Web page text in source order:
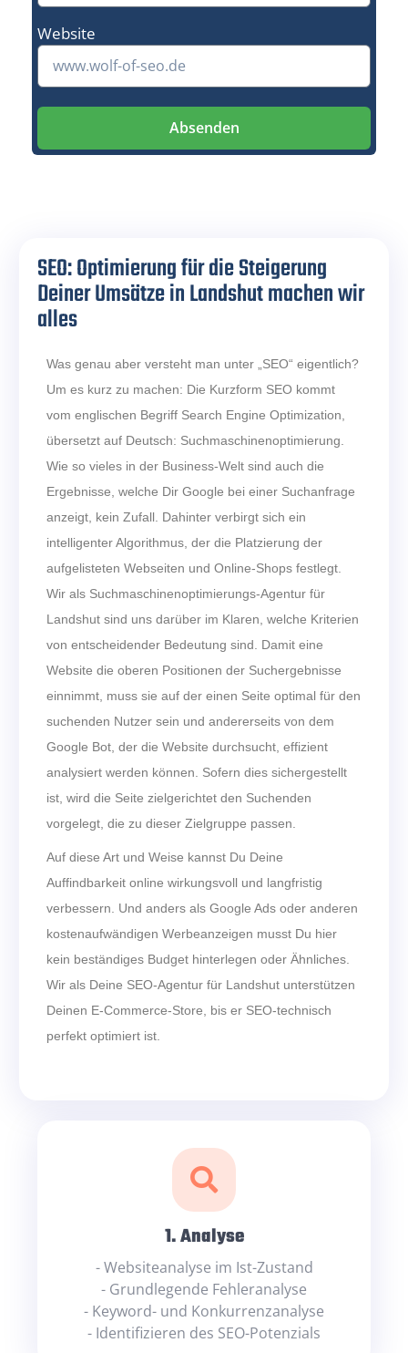
Website
Absenden
SEO: Optimierung für die Steigerung
Deiner Umsätze in Landshut machen wir
alles
Was genau aber versteht man unter „SEO“ eigentlich?
Um es kurz zu machen: Die Kurzform SEO kommt
vom englischen Begriff Search Engine Optimization,
übersetzt auf Deutsch: Suchmaschinenoptimierung.
Wie so vieles in der Business-Welt sind auch die
Ergebnisse, welche Dir Google bei einer Suchanfrage
anzeigt, kein Zufall. Dahinter verbirgt sich ein
intelligenter Algorithmus, der die Platzierung der
aufgelisteten Webseiten und Online-Shops festlegt.
Wir als Suchmaschinenoptimierungs-Agentur für
Landshut sind uns darüber im Klaren, welche Kriterien
von entscheidender Bedeutung sind. Damit eine
Website die oberen Positionen der Suchergebnisse
einnimmt, muss sie auf der einen Seite optimal für den
suchenden Nutzer sein und andererseits von dem
Google Bot, der die Website durchsucht, effizient
analysiert werden können. Sofern dies sichergestellt
ist, wird die Seite zielgerichtet den Suchenden
vorgelegt, die zu dieser Zielgruppe passen.
Auf diese Art und Weise kannst Du Deine
Auffindbarkeit online wirkungsvoll und langfristig
verbessern. Und anders als Google Ads oder anderen
kostenaufwändigen Werbeanzeigen musst Du hier
kein beständiges Budget hinterlegen oder Ähnliches.
Wir als Deine SEO-Agentur für Landshut unterstützen
Deinen E-Commerce-Store, bis er SEO-technisch
perfekt optimiert ist.
1. Analyse
- Websiteanalyse im Ist-Zustand
- Grundlegende Fehleranalyse
- Keyword- und Konkurrenzanalyse
- Identifizieren des SEO-Potenzials